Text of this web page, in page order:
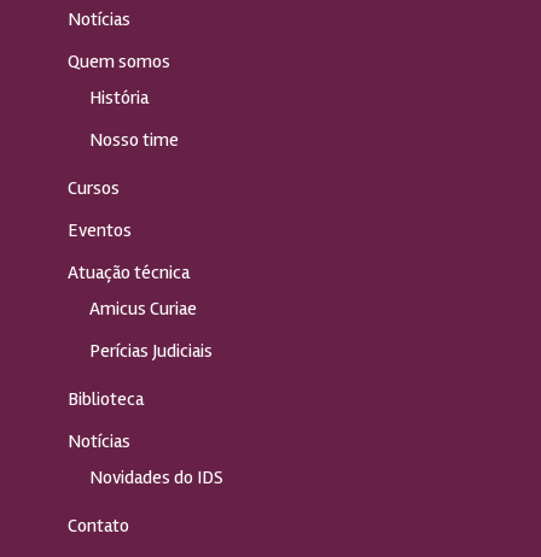
Notícias
Quem somos
História
Nosso time
Cursos
Eventos
Atuação técnica
Amicus Curiae
Perícias Judiciais
Biblioteca
Notícias
Novidades do IDS
Contato